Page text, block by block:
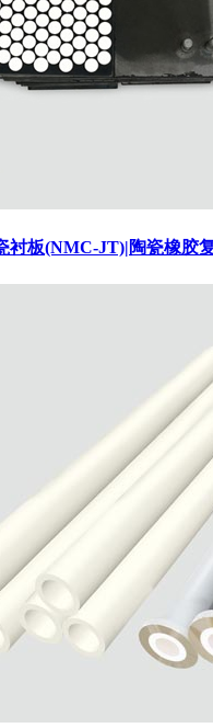
衬板(NMC-JT)|陶瓷橡胶